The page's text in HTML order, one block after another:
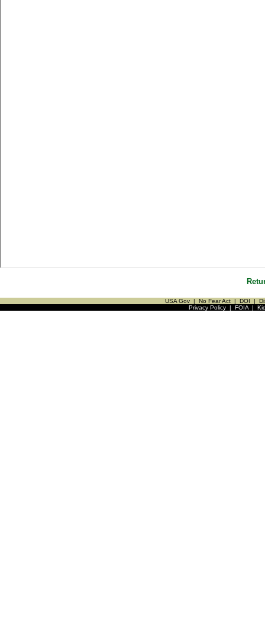
USA Gov | No Fear Act | DOI |
Privacy Policy| FOIA|